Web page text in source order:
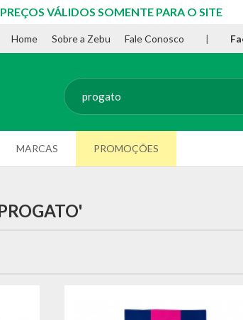
VÁLIDOS SOMENTE PARA O SITE
Home Sobre a Zebu Fale Conosco |
MARCAS PROMOÇÕES